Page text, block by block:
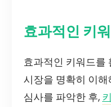
효과적인 키
효과적인 키워드를
시장을 명확히 이
심사를 파악한 후,